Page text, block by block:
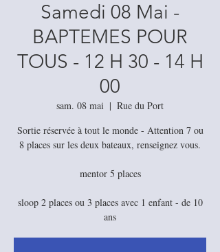
Samedi 08 Mai -
BAPTEMES POUR
TOUS - 12 H 30 - 14 H
00
sam. 08 mai
  |
Rue du Port
Sortie réservée à tout le monde - Attention 7 ou
8 places sur les deux bateaux, renseignez vous.
mentor 5 places
sloop 2 places ou 3 places avec 1 enfant - de 10
ans